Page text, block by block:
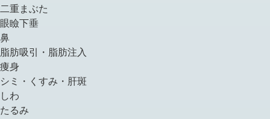
二重まぶた
眼瞼下垂
鼻
脂肪吸引・脂肪注入
痩身
シミ・くすみ・肝斑
しわ
たるみ